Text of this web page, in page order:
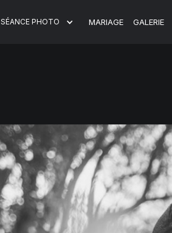
SÉANCE PHOTO MARIAGE GALERIE